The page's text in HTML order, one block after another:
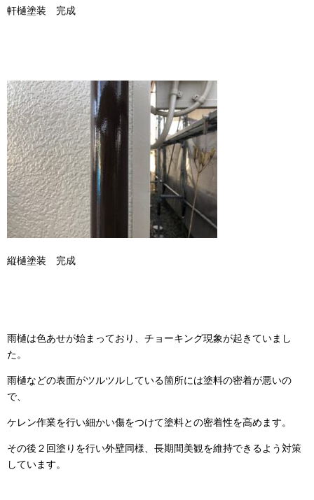
軒樋塗装 完成
縦樋塗装 完成
雨樋は色あせが始まっており、チョーキング現象が起きていまし
た。
雨樋などの表面がツルツルしている箇所には塗料の密着が悪いの
で、
ケレン作業を行い細かい傷をつけて塗料との密着性を高めます。
その後２回塗りを行い外壁同様、長期間美観を維持できるよう対策
しています。